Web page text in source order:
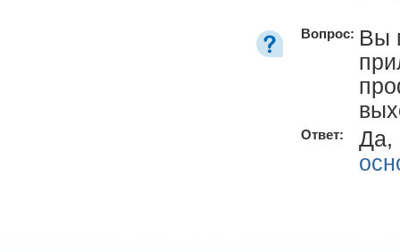
Вопрос: Вы
Ответ:
Да,